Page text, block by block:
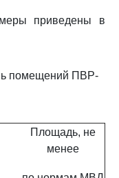
приведены в
помещений ПВР-
Площадь, не
менее